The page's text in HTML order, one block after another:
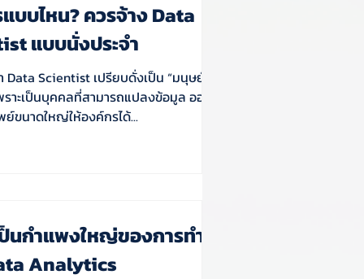
บบไหน? ควรจ้าง Data
แบบนั่งประจำ
Data Scientist เปรียบดั่งเป็น “มนุษย์
ราะเป็นบุคคลที่สามารถแปลงข้อมูล ออกมา
ขนาดใหญ่ให้องค์กรได้...
นกำแพงใหญ่ของการทำ
Analytics